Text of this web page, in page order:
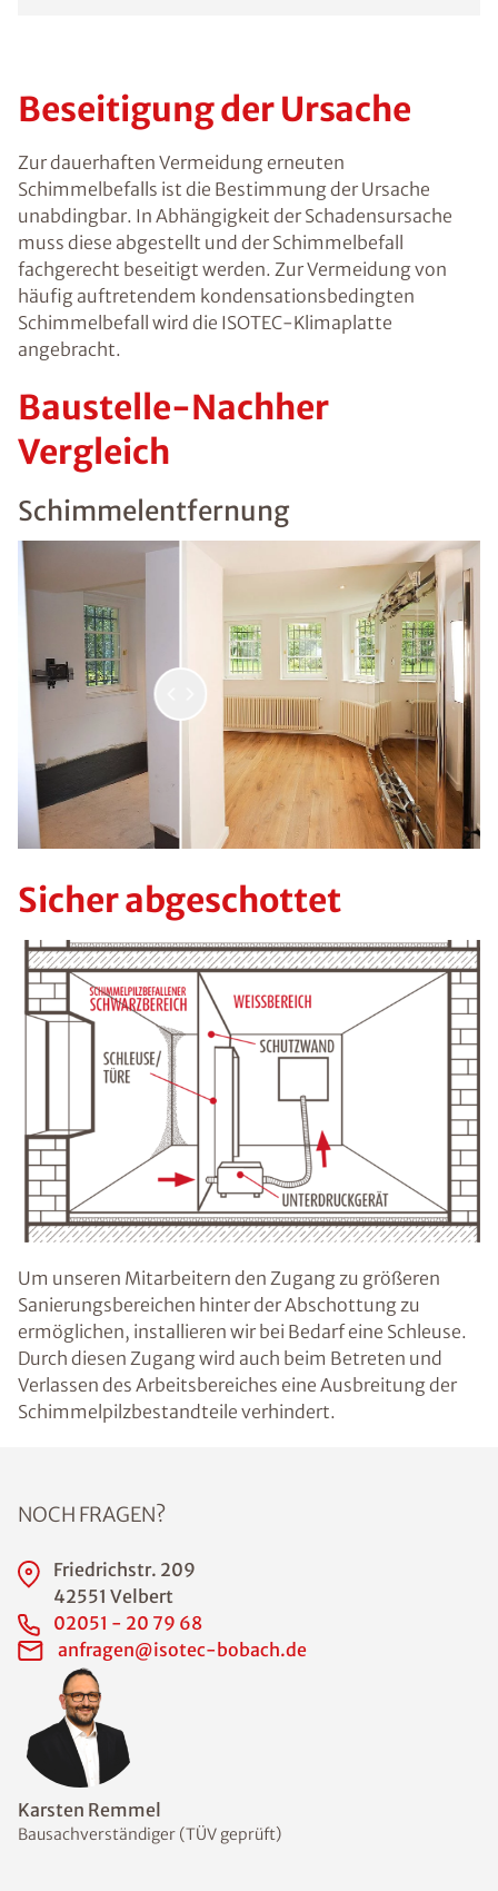
Beseitigung der Ursache
Zur dauerhaften Vermeidung erneuten
Schimmelbefalls ist die Bestimmung der Ursache
unabdingbar. In Abhängigkeit der Schadensursache
muss diese abgestellt und der Schimmelbefall
fachgerecht beseitigt werden. Zur Vermeidung von
häufig auftretendem kondensationsbedingten
Schimmelbefall wird die ISOTEC-Klimaplatte
angebracht.
Baustelle-Nachher
Vergleich
Schimmelentfernung
Sicher abgeschottet
Um unseren Mitarbeitern den Zugang zu größeren
Sanierungsbereichen hinter der Abschottung zu
ermöglichen, installieren wir bei Bedarf eine Schleuse.
Durch diesen Zugang wird auch beim Betreten und
Verlassen des Arbeitsbereiches eine Ausbreitung der
Schimmelpilzbestandteile verhindert.
Karsten Remmel
Bausachverständiger (TÜV geprüft)
NOCH FRAGEN?
Friedrichstr. 209
42551 Velbert
02051 - 20 79 68
anfragen@isotec-bobach.de